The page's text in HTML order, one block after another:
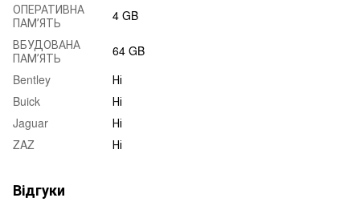
ОПЕРАТИВНА
ПАМʼЯТЬ
4 GB
ВБУДОВАНА
ПАМʼЯТЬ
64 GB
Bentley
Ні
Buick
Ні
Jaguar
Ні
ZAZ
Ні
Відгуки